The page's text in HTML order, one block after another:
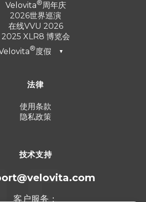
Velovita
周年庆
2026世界巡演
在线VVU 2026
2025 XLR8 博览会
度假 ▼
土耳其 2025
蓬塔卡纳 2024
坎昆 2023
法律
使用条款
隐私政策
技术支持
客户服务：